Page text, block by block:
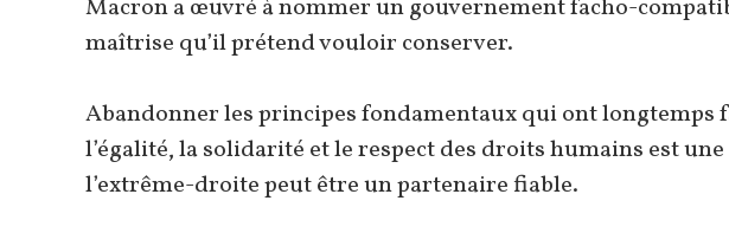
Macron a œuvré à nommer un gouvernement facho-
maîtrise qu’il prétend vouloir conserver.
Abandonner les principes fondamentaux qui ont longtemps
l’égalité, la solidarité et le respect des droits humains est
l’extrême-droite peut être un partenaire fiable.